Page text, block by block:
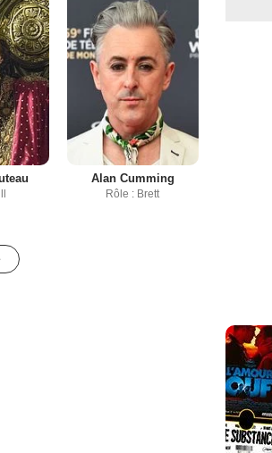
Alan Cumming
Rôle : Brett